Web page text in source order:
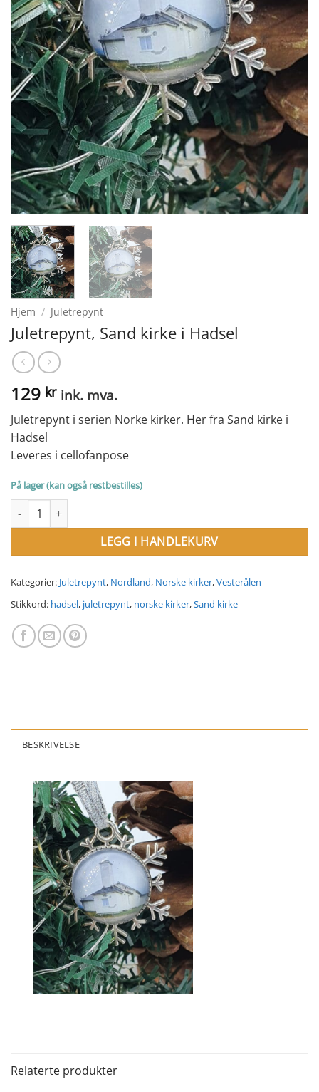
Hjem / Juletrepynt
Juletrepynt, Sand kirke i Hadsel
129 kr ink. mva.
Juletrepynt i serien Norke kirker. Her fra Sand kirke i
Hadsel
Leveres i cellofanpose
På lager (kan også restbestilles)
Juletrepynt, Sand kirke i Hadsel antall
LEGG I HANDLEKURV
Kategorier: Juletrepynt, Nordland, Norske kirker,Vesterålen
Stikkord: hadsel, juletrepynt, norske kirker,Sand kirke
BESKRIVELSE
Relaterte produkter